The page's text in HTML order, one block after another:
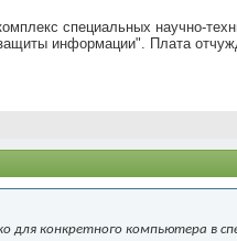
специальных научно-
информации". Плата
для конкретного компьютера в